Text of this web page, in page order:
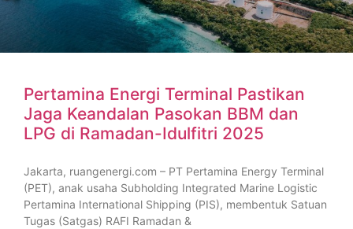
Pertamina Energi Terminal Pastikan
Jaga Keandalan Pasokan BBM dan
LPG di Ramadan-Idulfitri 2025
Jakarta, ruangenergi.com – PT Pertamina Energy Terminal
(PET), anak usaha Subholding Integrated Marine Logistic
Pertamina International Shipping (PIS), membentuk Satuan
Tugas (Satgas) RAFI Ramadan &